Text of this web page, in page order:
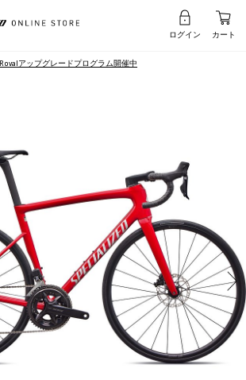
ログイン カート
Rovalアップグレードプログラム開催中